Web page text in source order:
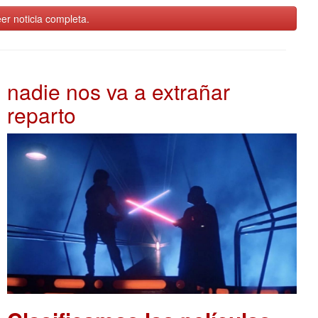
noticia completa.
nadie nos va a extrañar
reparto